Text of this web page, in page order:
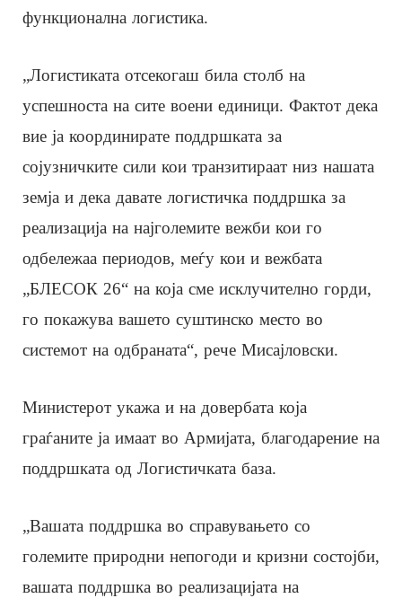
функционална логистика.
„Логистиката отсекогаш била столб на
успешноста на сите воени единици. Фактот дека
вие ја координирате поддршката за
сојузничките сили кои транзитираат низ нашата
земја и дека давате логистичка поддршка за
реализација на најголемите вежби кои го
одбележаа периодов, меѓу кои и вежбата
„БЛЕСОК 26“ на која сме исклучително горди,
го покажува вашето суштинско место во
системот на одбраната“, рече Мисајловски.
Министерот укажа и на довербата која
граѓаните ја имаат во Армијата, благодарение на
поддршката од Логистичката база.
„Вашата поддршка во справувањето со
големите природни непогоди и кризни состојби,
вашата поддршка во реализацијата на